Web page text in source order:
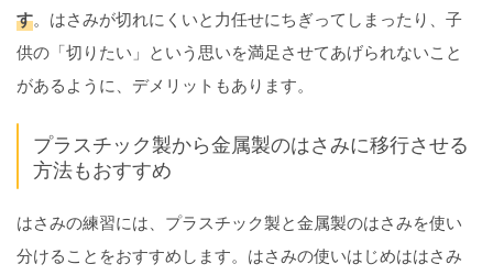
す。はさみが切れにくいと力任せにちぎってしまったり、子
供の「切りたい」という思いを満足させてあげられないこと
があるように、デメリットもあります。
プラスチック製から金属製のはさみに移行させる
方法もおすすめ
はさみの練習には、プラスチック製と金属製のはさみを使い
分けることをおすすめします。はさみの使いはじめははさみ